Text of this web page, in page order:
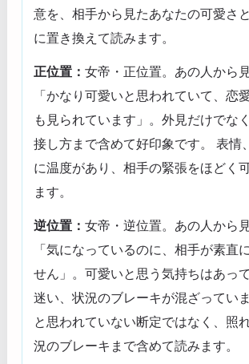
意を、相手から見たあなたの可愛さ
に置き換えて読みます。
正位置： 女帝・正位置。あの人から
「かなり可愛いと思われていて、恋
も見られています」。外見だけでな
接し方まで含めて好印象です。 表情
に温度があり、相手の緊張をほどく
ます。
逆位置： 女帝・逆位置。あの人から
「気になっているのに、相手が素直
せん」。可愛いと思う気持ちはあって
迷い、状況のブレーキが混ざってい
と思われていない断定ではなく、照
況のブレーキまで含めて読みます。